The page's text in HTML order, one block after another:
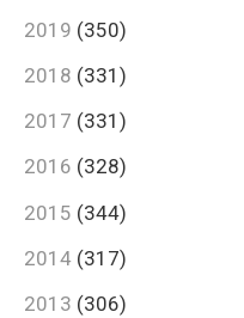
2019 (350)
2018 (331)
2017 (331)
2016 (328)
2015 (344)
2014 (317)
2013 (306)